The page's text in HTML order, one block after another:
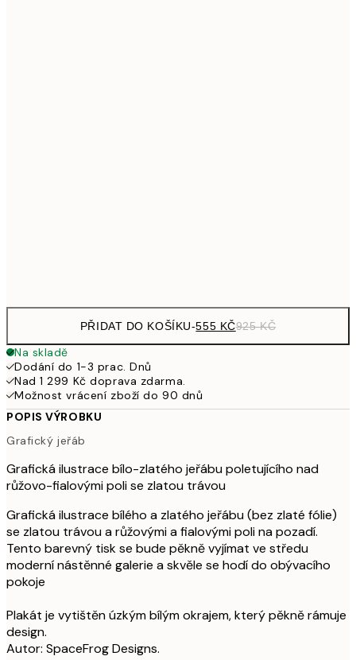
PŘIDAT DO KOŠÍKU-555 KČ925 KČ
Na skladě
Dodání do 1-3 prac. Dnů
Nad 1 299 Kč doprava zdarma.
Možnost vrácení zboží do 90 dnů
POPIS VÝROBKU
Grafický jeřáb
Grafická ilustrace bílo-zlatého jeřábu poletujícího nad
růžovo-fialovými poli se zlatou trávou
Grafická ilustrace bílého a zlatého jeřábu (bez zlaté fólie)
se zlatou trávou a růžovými a fialovými poli na pozadí.
Tento barevný tisk se bude pěkně vyjímat ve středu
moderní nástěnné galerie a skvěle se hodí do obývacího
pokoje
Plakát je vytištěn úzkým bílým okrajem, který pěkně rámuje
design.
Autor: SpaceFrog Designs.